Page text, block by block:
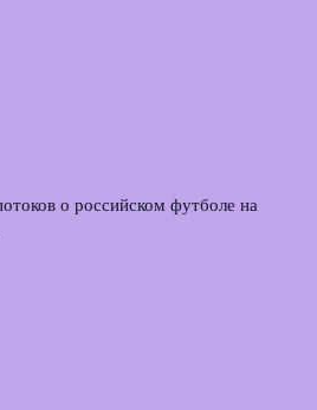
о российском футболе на